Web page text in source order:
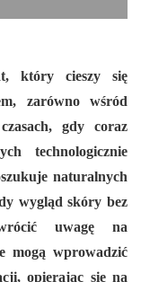
który cieszy się
zarówno wśród
gdy coraz
technologicznie
naturalnych
wygląd skóry bez
uwagę na
mogą wprowadzić
opierając się na